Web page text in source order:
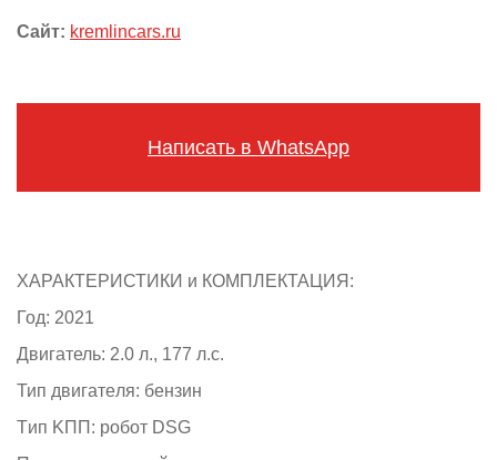
Сайт: kremlincars.ru
Написать в WhatsApp
ХАРАКТЕРИСТИКИ и КОМПЛЕКТАЦИЯ:
Год: 2021
Двигaтель: 2.0 л., 177 л.с.
Тип двигaтeля: бензин
Tип KПП: робот DSG